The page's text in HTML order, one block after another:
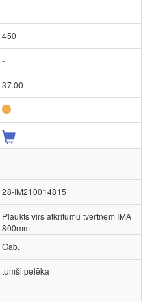
-
450
-
37.00
28-IM210014815
Plaukts virs atkritumu tvertnēm IMA
800mm
Gab.
tumši pelēka
-